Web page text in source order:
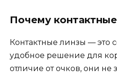
Почему
Контактные линзы — это
удобное решение для
отличие от очков, они не